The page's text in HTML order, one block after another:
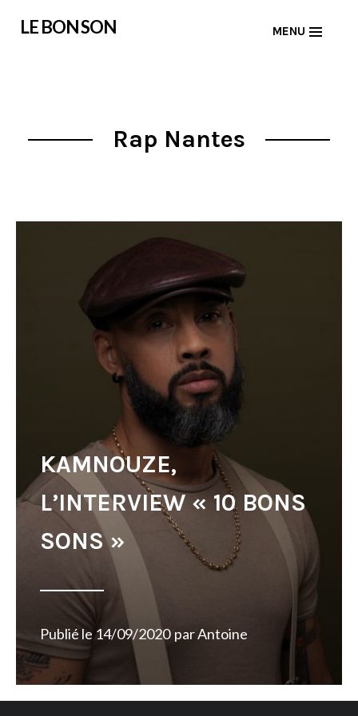
LE BON SON MENU
Rap Nantes
KAMNOUZE,
L’INTERVIEW « 10 BONS
SONS »
Publié le 14/09/2020 parAntoine